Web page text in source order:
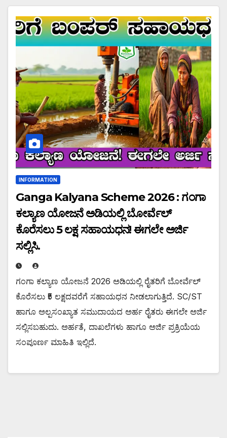
INFORMATION
Ganga Kalyana Scheme 2026 : ಗಂಗಾ
ಕಲ್ಯಾಣ ಯೋಜನೆ ಅಡಿಯಲ್ಲಿ ಬೋರ್ವೆಲ್
ಕೊರೆಸಲು 5 ಲಕ್ಷ ಸಹಾಯಧನ! ಈಗಲೇ ಅರ್ಜಿ
ಸಲ್ಲಿಸಿ.
ಗಂಗಾ ಕಲ್ಯಾಣ ಯೋಜನೆ 2026 ಅಡಿಯಲ್ಲಿ ರೈತರಿಗೆ ಬೋರ್ವೆಲ್
ಕೊರೆಸಲು ₹5 ಲಕ್ಷದವರೆಗೆ ಸಹಾಯಧನ ನೀಡಲಾಗುತ್ತಿದೆ. SC/ST
ಹಾಗೂ ಅಲ್ಪಸಂಖ್ಯಾತ ಸಮುದಾಯದ ಅರ್ಹ ರೈತರು ಈಗಲೇ ಅರ್ಜಿ
ಸಲ್ಲಿಸಬಹುದು. ಅರ್ಹತೆ, ದಾಖಲೆಗಳು ಹಾಗೂ ಅರ್ಜಿ ಪ್ರಕ್ರಿಯೆಯ
ಸಂಪೂರ್ಣ ಮಾಹಿತಿ ಇಲ್ಲಿದೆ.